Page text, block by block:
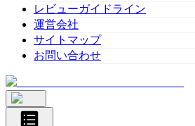
レビューガイドライン
運営会社
サイトマップ
お問い合わせ